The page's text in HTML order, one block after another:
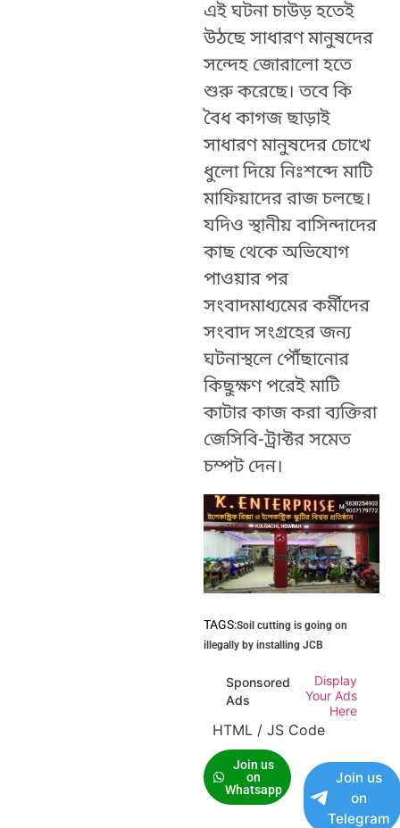
এই ঘটনা চাউড় হতেই
উঠছে সাধারণ মানুষদের
সন্দেহ জোরালো হতে
শুরু করেছে। তবে কি
বৈধ কাগজ ছাড়াই
সাধারণ মানুষদের চোখে
ধুলো দিয়ে নিঃশব্দে মাটি
মাফিয়াদের রাজ চলছে।
যদিও স্থানীয় বাসিন্দাদের
কাছ থেকে অভিযোগ
পাওয়ার পর
সংবাদমাধ্যমের কর্মীদের
সংবাদ সংগ্রহের জন্য
ঘটনাস্থলে পৌঁছানোর
কিছুক্ষণ পরেই মাটি
কাটার কাজ করা ব্যক্তিরা
জেসিবি-ট্রাক্টর সমেত
চম্পট দেন।
TAGS:Soil cutting is going on
illegally by installing JCB
Sponsored
Ads
Display
Your Ads
Here
HTML / JS Code
Join us
on
Whatsapp
Join us
on
Telegram